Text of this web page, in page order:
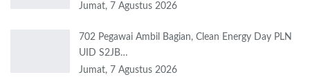
Jumat, 7 Agustus 2026
702 Pegawai Ambil Bagian, Clean Energy Day PLN
UID S2JB…
Jumat, 7 Agustus 2026